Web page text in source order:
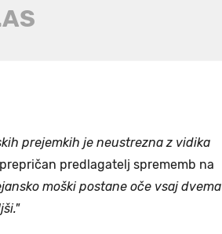
prejemkih je neustrezna z vidika
predlagatelj sprememb na
moški postane oče vsaj dvema